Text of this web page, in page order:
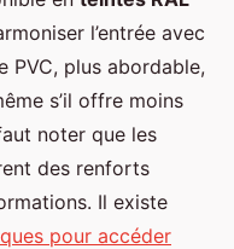
l’entrée avec
PVC, plus abordable,
s’il offre moins
noter que les
des renforts
Il existe
pour accéder